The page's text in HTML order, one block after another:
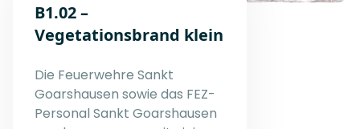
B1.02 –
Vegetationsbrand klein
Die Feuerwehre Sankt
Goarshausen sowie das FEZ-
Personal Sankt Goarshausen